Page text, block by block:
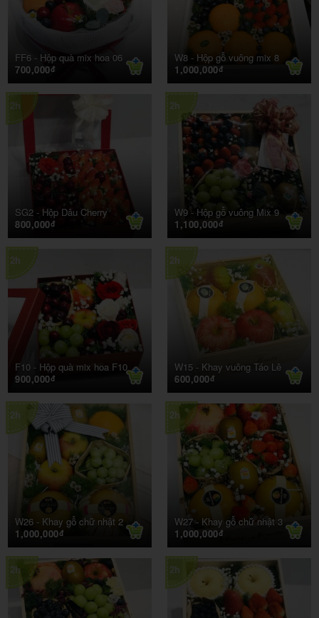
FF6 - Hộp quà mix hoa 06
700,000đ
W8 - Hộp gỗ vuông mix 8
1,000,000đ
SG2 - Hộp Dâu Cherry
800,000đ
2h
W9 - Hộp gỗ vuông Mix 9
1,100,000đ
2h
F10 - Hộp quà mix hoa F10
900,000đ
2h
W15 - Khay vuông Táo Lê
600,000đ
2h
W26 - Khay gỗ chữ nhật 2
1,000,000đ
2h
W27 - Khay gỗ chữ nhật 3
1,000,000đ
2h
2h 2h